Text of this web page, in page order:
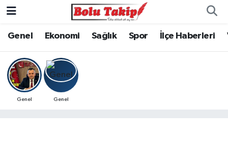
Genel Ekonomi Sağlık Spor İlçe Haberleri
Genel Genel